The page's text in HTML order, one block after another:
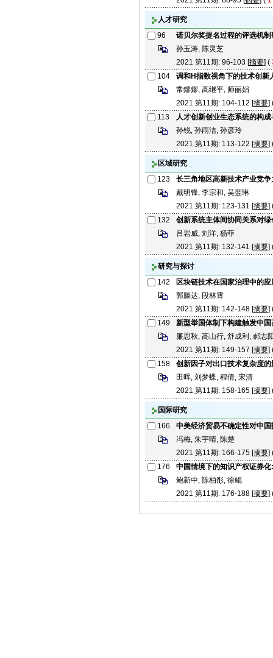
人才研究
96
诺贝尔奖提名过程的评选机制
孙玉涛, 陈灵芝
2021 第11期: 96-103 [摘要] (
104
调和H指数视角下的技术创新
常鏐鏐, 高继平, 师丽娟
2021 第11期: 104-112 [摘要]
113
人才创新创业生态系统的构
孙锐, 孙雨洁, 孙彦玲
2021 第11期: 113-122 [摘要]
区域研究
123
长三角地区高新技术产业竞争
戴明锋, 李宗和, 吴翌琳
2021 第11期: 123-131 [摘要]
132
创新系统主体间协同关系对
吕岩威, 刘洋, 杨菲
2021 第11期: 132-141 [摘要]
研究与探讨
142
区块链技术在国家治理中的
郭滕达, 段林霄
2021 第11期: 142-148 [摘要]
149
新型举国体制下构建触发中
廉思秋, 高山行, 舒成利, 郝志
2021 第11期: 149-157 [摘要]
158
创新因子对出口技术复杂度
田晖, 刘梦蝶, 程倩, 宋清
2021 第11期: 158-165 [摘要]
国际研究
166
中美经济贸易不确定性对中
冯梅, 朱宇晴, 陈楚
2021 第11期: 166-175 [摘要]
176
中国情境下的知识产权证券
鲍新中, 陈柏彤, 徐鲲
2021 第11期: 176-188 [摘要]